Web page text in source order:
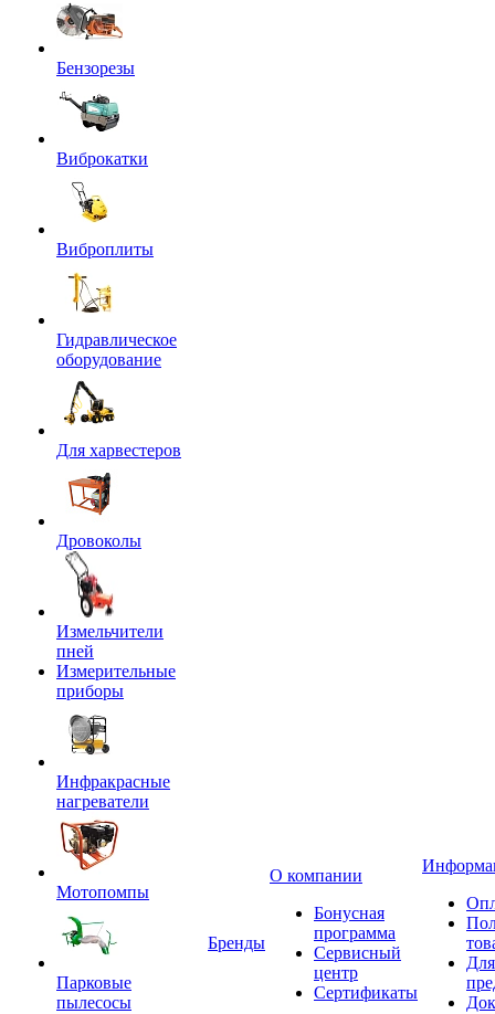
Бензорезы
Виброкатки
Виброплиты
Гидравлическое
оборудование
Для харвестеров
Дровоколы
Измельчители
пней
Измерительные
приборы
Инфракрасные
нагреватели
Мотопомпы
Парковые
пылесосы
Бренды
О компании
Бонусная
программа
Сервисный
центр
Сертификаты
Для